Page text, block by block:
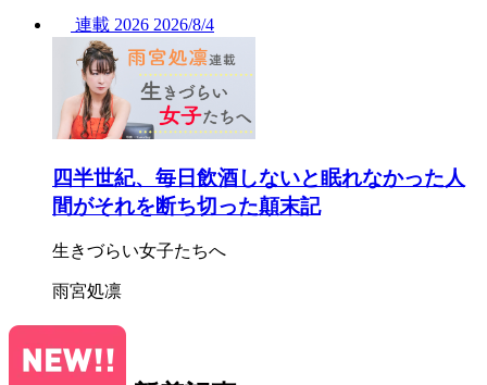
連載 2026 2026/8/4
四半世紀、毎日飲酒しないと眠れなかった人
間がそれを断ち切った顛末記
生きづらい女子たちへ
雨宮処凛